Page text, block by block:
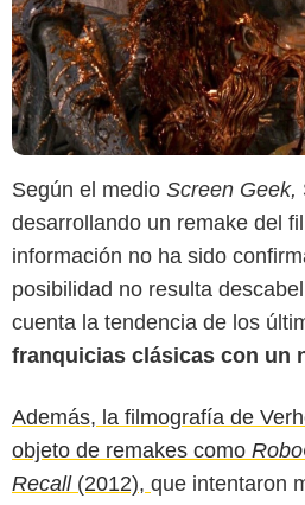
Según el medio Screen Geek,
desarrollando un remake del
información no ha sido
posibilidad no resulta
cuenta la tendencia de los
franquicias clásicas con un
Además, la filmografía de
objeto de remakes como
Recall(2012), que intentaron
MUBI